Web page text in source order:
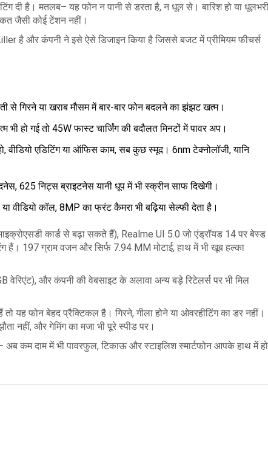
दी है। मतलब– यह फोन न पानी से डरता है, न धूल से। बारिश हो या धूलभरी
जैसी कोई टेंशन नहीं।
है और कंपनी ने इसे ऐसे डिजाइन किया है जिससे बजट में प्रीमियम फीचर्स
से गिरने या खराब मौसम में बार-बार फोन बदलने का झंझट खत्म।
भी हो गई तो 45W फास्ट चार्जिंग की बदौलत मिनटों में पावर अप।
एडिटिंग या ऑफिस काम, सब कुछ स्मूद। 6nm टेक्नोलॉजी, यानि
625 निट्स ब्राइटनेस यानी धूप में भी स्क्रीन साफ दिखेगी।
वीडियो कॉल, 8MP का फ्रंट कैमरा भी बढ़िया सेल्फी देता है।
कार्ड से बढ़ा सकते हैं), Realme UI 5.0 जो एंड्रॉयड 14 पर बेस्ड
197 ग्राम वजन और सिर्फ 7.94 MM मोटाई, हाथ में भी खूब हल्का
और कंपनी की वेबसाइट के अलावा अन्य बड़े रिटेलर्स पर भी मिल
यह फोन बेहद प्रैक्टिकल है। गिरने, गीला होने या ओवरहीटिंग का डर नहीं।
नहीं, और गेमिंग का मजा भी पूरे स्पीड पर।
अब कम दाम में भी पावरफुल, टिकाऊ और स्टाइलिश स्मार्टफोन आपके हाथ में हो